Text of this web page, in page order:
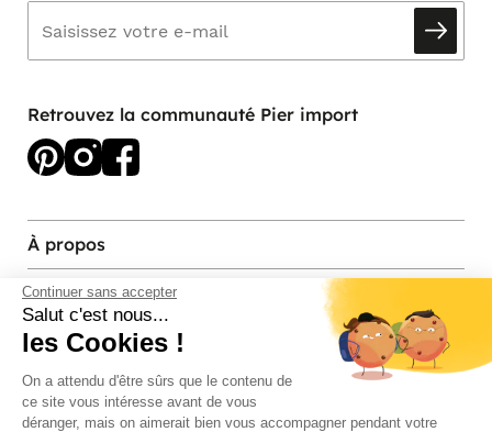
Continuer sans accepter
Salut c'est nous...
les Cookies !
On a attendu d'être sûrs que le contenu de
ce site vous intéresse avant de vous
déranger, mais on aimerait bien vous accompagner pendant votre
Retrouvez la communauté Pier import
À propos
Services et contact
Magasins et Showrooms
Modes de paiement acceptés